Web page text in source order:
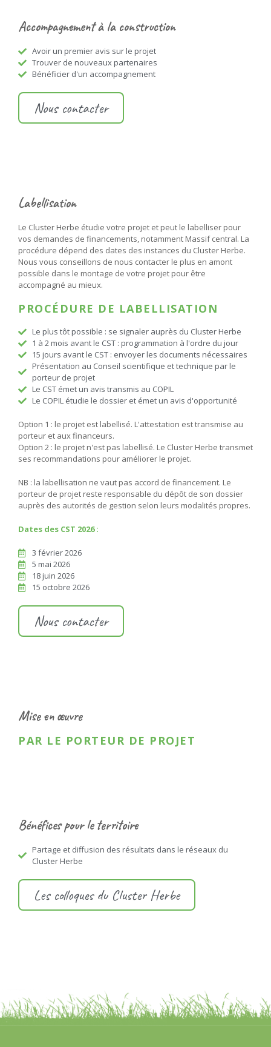
Accompagnement à la construction
Avoir un premier avis sur le projet
Trouver de nouveaux partenaires
Bénéficier d'un accompagnement
Nous contacter
Labellisation
Le Cluster Herbe étudie votre projet et peut le labelliser pour
vos demandes de financements, notamment Massif central. La
procédure dépend des dates des instances du Cluster Herbe.
Nous vous conseillons de nous contacter le plus en amont
possible dans le montage de votre projet pour être
accompagné au mieux.
PROCÉDURE DE LABELLISATION
Le plus tôt possible : se signaler auprès du Cluster Herbe
1 à 2 mois avant le CST : programmation à l'ordre du jour
15 jours avant le CST : envoyer les documents nécessaires
Présentation au Conseil scientifique et technique par le
porteur de projet
Le CST émet un avis transmis au COPIL
Le COPIL étudie le dossier et émet un avis d'opportunité
Option 1 : le projet est labellisé. L'attestation est transmise au
porteur et aux financeurs.
Option 2 : le projet n'est pas labellisé. Le Cluster Herbe transmet
ses recommandations pour améliorer le projet.
NB : la labellisation ne vaut pas accord de financement. Le
porteur de projet reste responsable du dépôt de son dossier
auprès des autorités de gestion selon leurs modalités propres.
Dates des CST 2026 :
3 février 2026
5 mai 2026
18 juin 2026
15 octobre 2026
Nous contacter
Mise en œuvre
PAR LE PORTEUR DE PROJET
Bénéfices pour le territoire
Partage et diffusion des résultats dans le réseaux du
Cluster Herbe
Les colloques du Cluster Herbe